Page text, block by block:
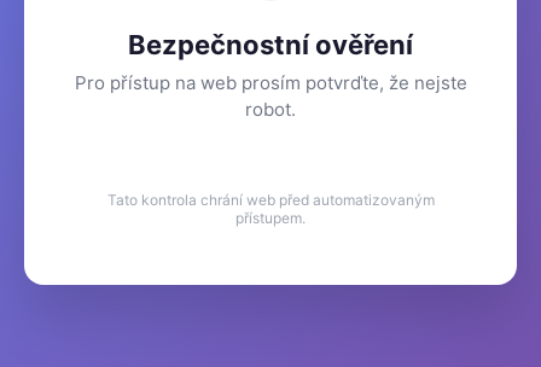
Bezpečnostní ověření
Pro přístup na web prosím potvrďte, že nejste
robot.
Tato kontrola chrání web před automatizovaným
přístupem.